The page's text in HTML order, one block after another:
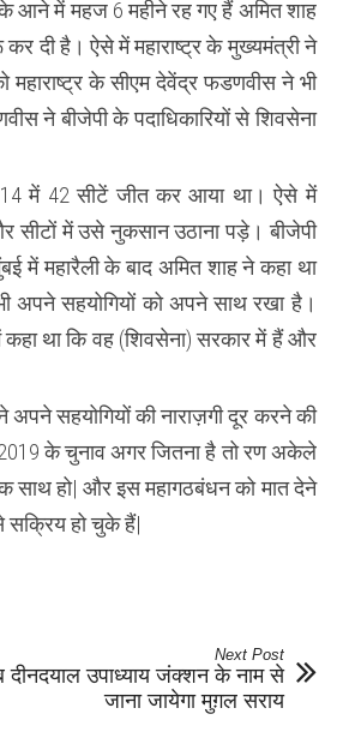
आने में महज 6 महीने रह गए हैं अमित शाह
दी है। ऐसे में महाराष्ट्र के मुख्यमंत्री ने
महाराष्ट्र के सीएम देवेंद्र फडणवीस ने भी
ने बीजेपी के पदाधिकारियों से शिवसेना
में 42 सीटें जीत कर आया था। ऐसे में
सीटों में उसे नुकसान उठाना पड़े। बीजेपी
में महारैली के बाद अमित शाह ने कहा था
अपने सहयोगियों को अपने साथ रखा है।
था कि वह (शिवसेना) सरकार में हैं और
सहयोगियों की नाराज़गी दूर करने की
2019 के चुनाव अगर जितना है तो रण अकेले
साथ हो| और इस महागठबंधन को मात देने
सक्रिय हो चुके हैं|
Next Post
दीनदयाल उपाध्याय जंक्शन के नाम से
जाना जायेगा मुग़ल सराय